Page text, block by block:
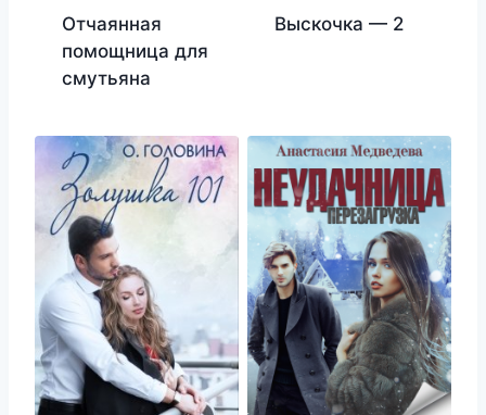
Отчаянная
помощница для
смутьяна
Выскочка — 2